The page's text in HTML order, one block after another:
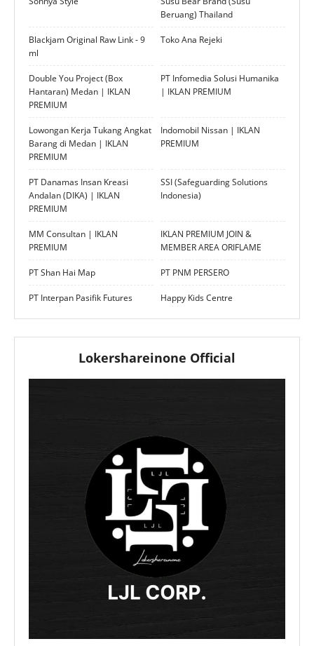
Beruang) Thailand
Blackjam Original Raw Link - 9
ml
Toko Ana Rejeki
Double You Project (Box
Hantaran) Medan | IKLAN
PREMIUM
PT Infomedia Solusi Humanika
| IKLAN PREMIUM
Lowongan Kerja Tukang Angkat
Barang di Medan | IKLAN
PREMIUM
Indomobil Nissan | IKLAN
PREMIUM
PT Danamas Insan Kreasi
Andalan (DIKA) | IKLAN
PREMIUM
SSI (Safeguarding Solutions
Indonesia)
MM Consultan | IKLAN
PREMIUM
IKLAN PREMIUM JOIN &
MEMBER AREA ORIFLAME
PT Shan Hai Map PT PNM PERSERO
PT Interpan Pasifik Futures Happy Kids Centre
Lokershareinone Official